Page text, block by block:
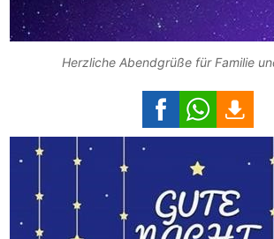
Herzliche Abendgrüße für Familie